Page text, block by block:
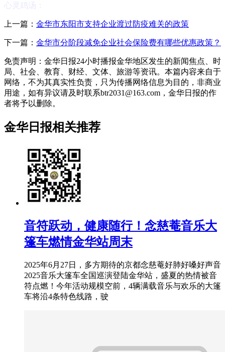
心灵鸡汤：
上一篇： 金华市东阳市支持企业渡过防疫难关的政策
下一篇： 金华市分阶段减免企业社会保险费有哪些优惠政策？
免责声明：金华日报24小时播报金华地区发生的新闻焦点、时
局、社会、教育、财经、文体、旅游等资讯。本篇内容来自于
网络，不为其真实性负责，只为传播网络信息为目的，非商业
用途，如有异议请及时联系btr2031@163.com，金华日报的作
者将予以删除。
金华日报相关推荐
音符跃动，健康随行！念慈菴音乐大
篷车燃情金华站周末
2025年6月27日，多方期待的京都念慈菴好肺好嗓好声音
2025音乐大篷车全国巡演登陆金华站，盛夏的热情被音
符点燃！今年活动规模空前，4辆满载音乐与欢乐的大篷
车将沿4条特色线路，驶